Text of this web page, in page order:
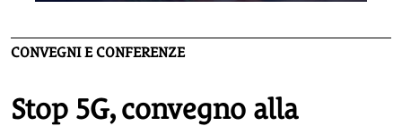
CONVEGNI E CONFERENZE
Stop 5G, convegno alla